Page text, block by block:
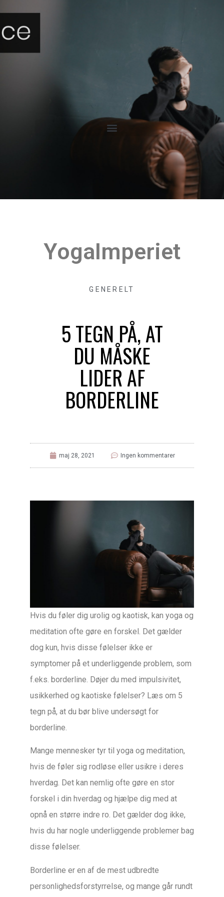
YogaImperiet
GENERELT
5 TEGN PÅ, AT
DU MÅSKE
LIDER AF
BORDERLINE
maj 28, 2021 Ingen kommentarer
Hvis du føler dig urolig og kaotisk, kan yoga og
meditation ofte gøre en forskel. Det gælder
dog kun, hvis disse følelser ikke er
symptomer på et underliggende problem, som
f.eks. borderline. Døjer du med impulsivitet,
usikkerhed og kaotiske følelser? Læs om 5
tegn på, at du bør blive undersøgt for
borderline.
Mange mennesker tyr til yoga og meditation,
hvis de føler sig rodløse eller usikre i deres
hverdag. Det kan nemlig ofte gøre en stor
forskel i din hverdag og hjælpe dig med at
opnå en større indre ro. Det gælder dog ikke,
hvis du har nogle underliggende problemer bag
disse følelser.
Borderline er en af de mest udbredte
personlighedsforstyrrelse, og mange går rundt